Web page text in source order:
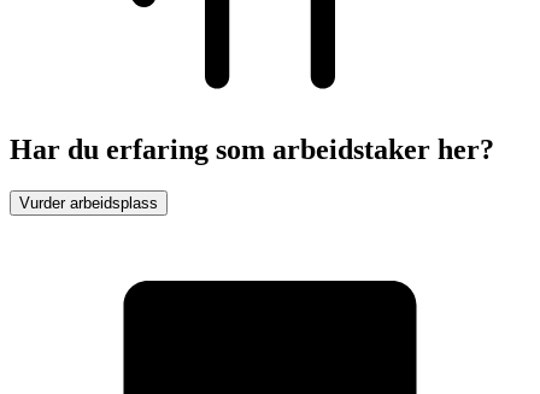
Har du erfaring som arbeidstaker her?
Vurder arbeidsplass